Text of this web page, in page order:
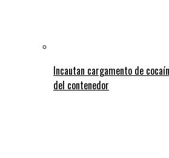
Incautan cargamento de
del contenedor